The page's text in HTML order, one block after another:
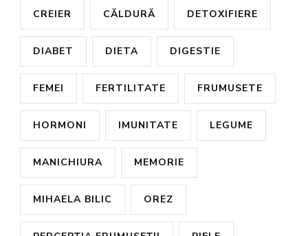
CREIER CĂLDURĂ DETOXIFIERE
DIABET DIETA DIGESTIE
FEMEI FERTILITATE FRUMUSETE
HORMONI IMUNITATE LEGUME
MANICHIURA MEMORIE
MIHAELA BILIC OREZ